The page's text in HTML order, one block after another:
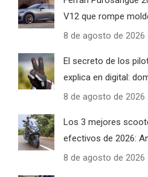
V12 que rompe
8 de agosto de 2026
El secreto de los
explica en digital:
8 de agosto de 2026
Los 3 mejores
efectivos de 2026:
8 de agosto de 2026